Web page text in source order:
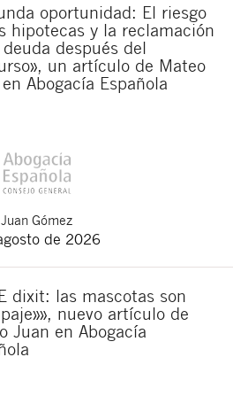
oportunidad: El riesgo
hipotecas y la reclamación
después del
un artículo de Mateo
Abogacía Española
Juan Gómez
de 2026
dixit: las mascotas son
nuevo artículo de
Juan en Abogacía